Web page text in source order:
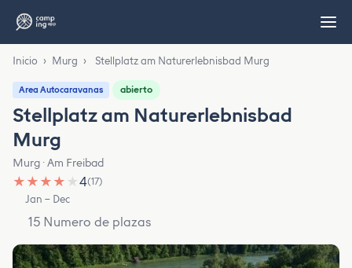
Inicio › Murg › Stellplatz am Naturerlebnisbad Murg
Area Autocaravanas abierto
Stellplatz am Naturerlebnisbad
Murg
Murg · Am Freibad
★ ★ ★ ★ ★4(17)
Jan – Dec
15 Numero de plazas